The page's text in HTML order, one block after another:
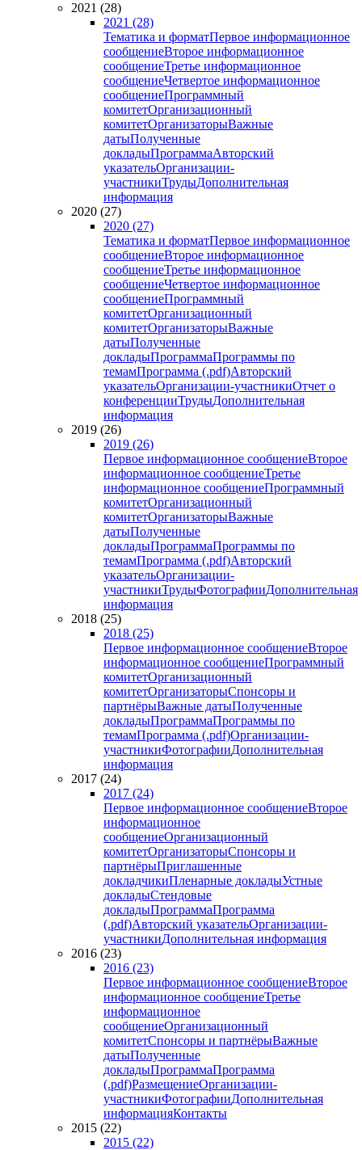
2021 (28)
2021 (28)
Тематика и форматПервое информационное
сообщениеВторое информационное
сообщениеТретье информационное
сообщениеЧетвертое информационное
сообщениеПрограммный
комитетОрганизационный
комитетОрганизаторыВажные
датыПолученные
докладыПрограммаАвторский
указательОрганизации-
участникиТрудыДополнительная
информация
2020 (27)
2020 (27)
Тематика и форматПервое информационное
сообщениеВторое информационное
сообщениеТретье информационное
сообщениеЧетвертое информационное
сообщениеПрограммный
комитетОрганизационный
комитетОрганизаторыВажные
датыПолученные
докладыПрограммаПрограммы по
темамПрограмма (.pdf)Авторский
указательОрганизации-участникиОтчет о
конференцииТрудыДополнительная
информация
2019 (26)
2019 (26)
Первое информационное сообщениеВторое
информационное сообщениеТретье
информационное сообщениеПрограммный
комитетОрганизационный
комитетОрганизаторыВажные
датыПолученные
докладыПрограммаПрограммы по
темамПрограмма (.pdf)Авторский
указательОрганизации-
участникиТрудыФотографииДополнительная
информация
2018 (25)
2018 (25)
Первое информационное сообщениеВторое
информационное сообщениеПрограммный
комитетОрганизационный
комитетОрганизаторыСпонсоры и
партнёрыВажные датыПолученные
докладыПрограммаПрограммы по
темамПрограмма (.pdf)Организации-
участникиФотографииДополнительная
информация
2017 (24)
2017 (24)
Первое информационное сообщениеВторое
информационное
сообщениеОрганизационный
комитетОрганизаторыСпонсоры и
партнёрыПриглашенные
докладчикиПленарные докладыУстные
докладыСтендовые
докладыПрограммаПрограмма
(.pdf)Авторский указательОрганизации-
участникиДополнительная информация
2016 (23)
2016 (23)
Первое информационное сообщениеВторое
информационное сообщениеТретье
информационное
сообщениеОрганизационный
комитетСпонсоры и партнёрыВажные
датыПолученные
докладыПрограммаПрограмма
(.pdf)РазмещениеОрганизации-
участникиФотографииДополнительная
информацияКонтакты
2015 (22)
2015 (22)